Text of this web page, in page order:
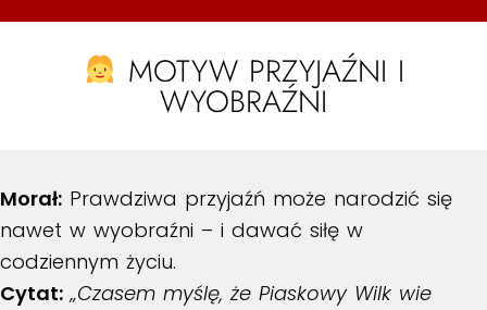
MOTYW PRZYJAŹNI I
WYOBRAŹNI
Morał: Prawdziwa przyjaźń może narodzić się
nawet w wyobraźni – i dawać siłę w
codziennym życiu.
Cytat: „Czasem myślę, że Piaskowy Wilk wie